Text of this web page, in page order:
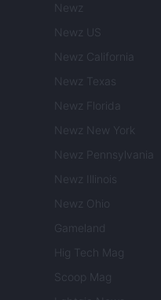
Newz
Newz US
Newz California
Newz Texas
Newz Florida
Newz New York
Newz Pennsylvania
Newz Illinois
Newz Ohio
Gameland
Hig Tech Mag
Scoop Mag